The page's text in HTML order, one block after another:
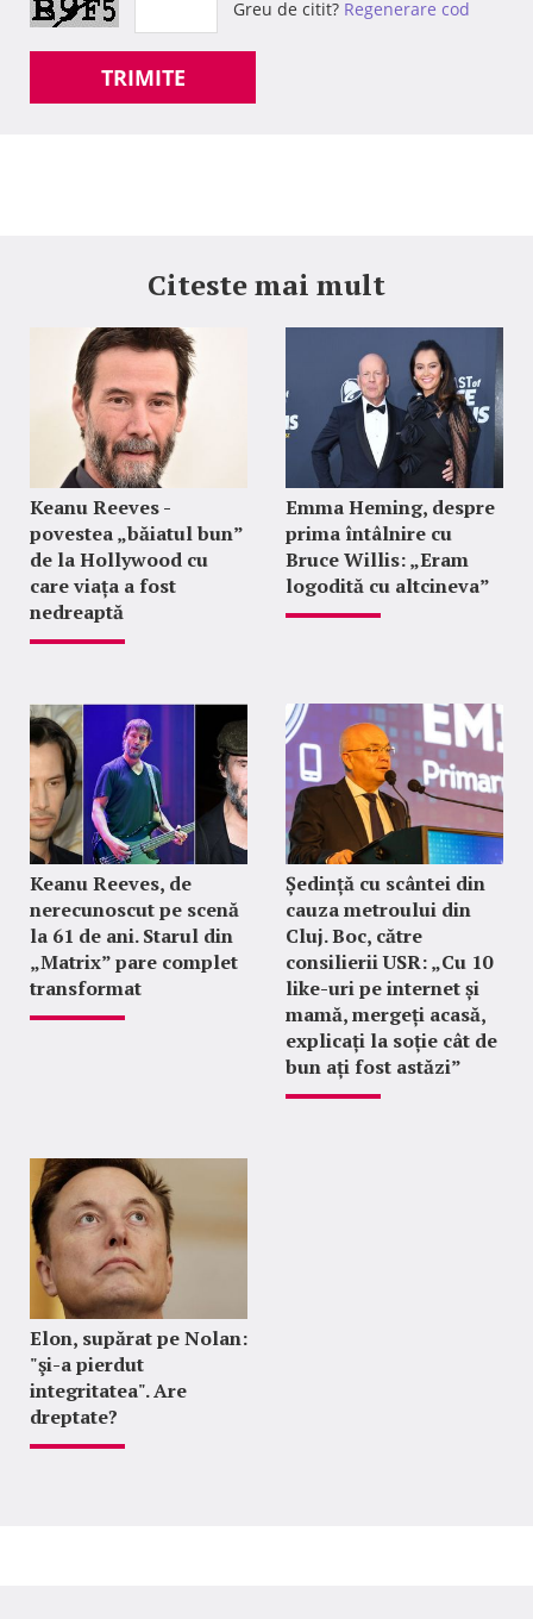
Greu de citit? Regenerare cod
TRIMITE
Citeste mai mult
Keanu Reeves -
povestea „băiatul bun”
de la Hollywood cu
care viața a fost
nedreaptă
Emma Heming, despre
prima întâlnire cu
Bruce Willis: „Eram
logodită cu altcineva”
Keanu Reeves, de
nerecunoscut pe scenă
la 61 de ani. Starul din
„Matrix” pare complet
transformat
Ședință cu scântei din
cauza metroului din
Cluj. Boc, către
consilierii USR: „Cu 10
like-uri pe internet și
mamă, mergeți acasă,
explicați la soție cât de
bun ați fost astăzi”
Elon, supărat pe Nolan:
"şi-a pierdut
integritatea". Are
dreptate?